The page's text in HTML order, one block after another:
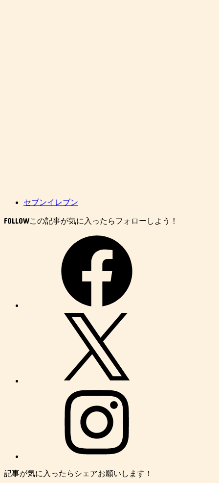
セブンイレブン
FOLLOW
記事が気に入ったらシェアお願いします！